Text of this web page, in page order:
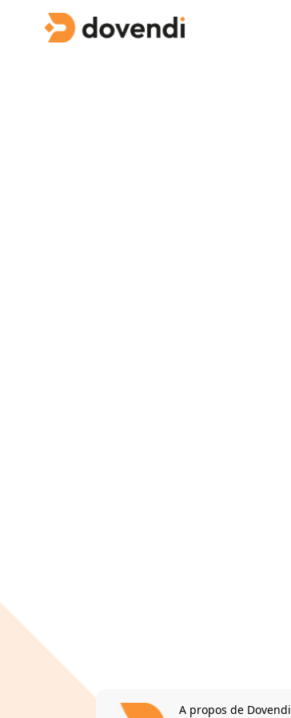
A propos de Dovendi